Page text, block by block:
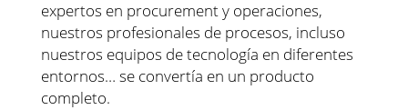
expertos en procurement y operaciones,
nuestros profesionales de procesos, incluso
nuestros equipos de tecnología en diferentes
entornos… se convertía en un producto
completo.